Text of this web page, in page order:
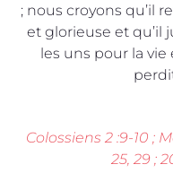
; nous croyons qu’il
et glorieuse et qu’il
les uns pour la vie
Colossiens 2 :9-10 ;
25, 29 ;